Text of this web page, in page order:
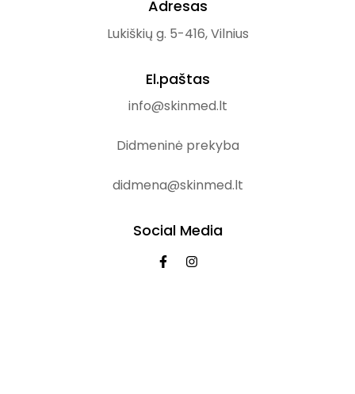
Adresas
Lukiškių g. 5-416, Vilnius
El.paštas
info@skinmed.lt
Didmeninė prekyba
didmena@skinmed.lt
Social Media